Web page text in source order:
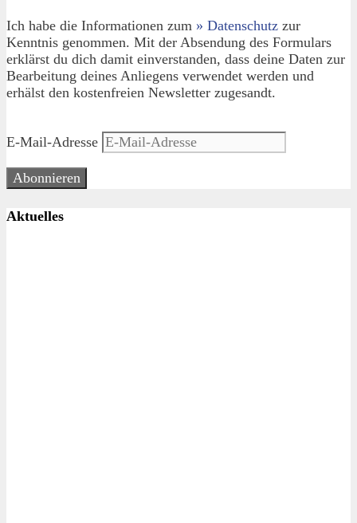
Ich habe die Informationen zum » Datenschutz zur
Kenntnis genommen. Mit der Absendung des Formulars
erklärst du dich damit einverstanden, dass deine Daten zur
Bearbeitung deines Anliegens verwendet werden und
erhälst den kostenfreien Newsletter zugesandt.
E-Mail-Adresse
Abonnieren
Aktuelles